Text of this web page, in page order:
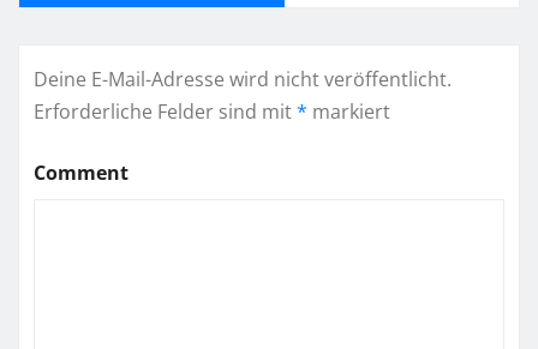
Deine E-Mail-Adresse wird nicht veröffentlicht.
Erforderliche Felder sind mit* markiert
Comment